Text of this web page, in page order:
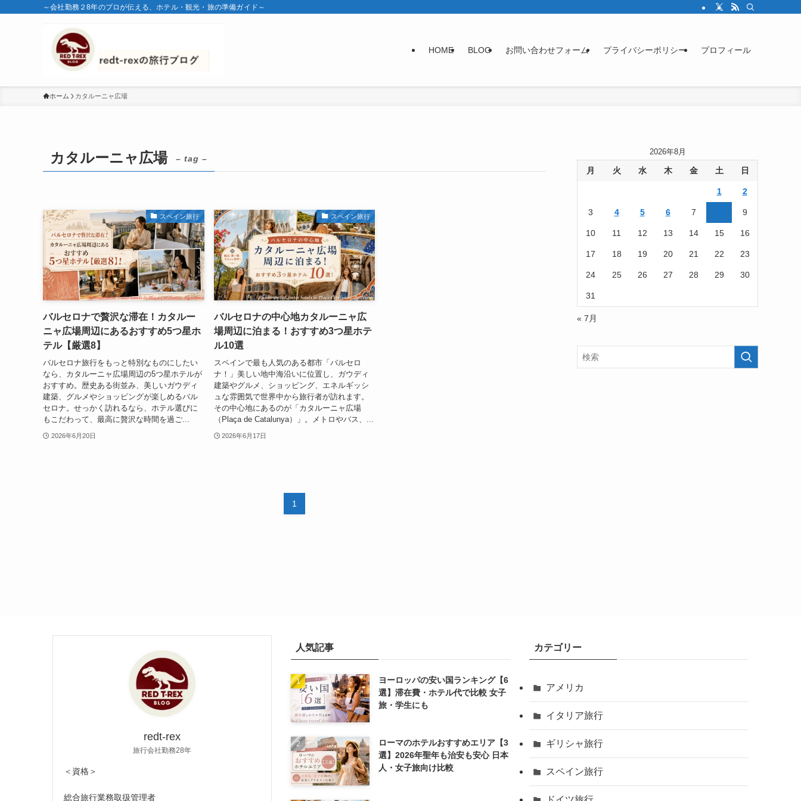
～会社勤務２8年のプロが伝える、ホテル・観光・旅の準備ガイド～
HOME BLOG お問い合わせフォーム プライバシーポリシー プロフィール
ホーム カタルーニャ広場
カタルーニャ広場 – tag –
スペイン旅行
バルセロナで贅沢な滞在！カタルー
ニャ広場周辺にあるおすすめ5つ星ホ
テル【厳選8】
バルセロナ旅行をもっと特別なものにしたい
なら、カタルーニャ広場周辺の5つ星ホテルが
おすすめ。歴史ある街並み、美しいガウディ
建築、グルメやショッピングが楽しめるバル
セロナ。せっかく訪れるなら、ホテル選びに
もこだわって、最高に贅沢な時間を過ご...
2026年6月20日
スペイン旅行
バルセロナの中心地カタルーニャ広
場周辺に泊まる！おすすめ3つ星ホテ
ル10選
スペインで最も人気のある都市「バルセロ
ナ！」美しい地中海沿いに位置し、ガウディ
建築やグルメ、ショッピング、エネルギッシ
ュな雰囲気で世界中から旅行者が訪れます。
その中心地にあるのが「カタルーニャ広場
（Plaça de Catalunya）」。メトロやバス、...
2026年6月17日
1
2026年8月
月 火 水 木 金 土 日
1 2
3 4 5 6 7 9
10 11 12 13 14 15 16
17 18 19 20 21 22 23
24 25 26 27 28 29 30
31
« 7月
redt-rex
旅行会社勤務28年
＜資格＞
総合旅行業務取扱管理者
人気記事
ヨーロッパの安い国ランキング【6
選】滞在費・ホテル代で比較 女子
旅・学生にも
ローマのホテルおすすめエリア【3
選】2026年聖年も治安も安心 日本
人・女子旅向け比較
カテゴリー
アメリカ
イタリア旅行
ギリシャ旅行
スペイン旅行